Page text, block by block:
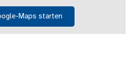
Maps starten